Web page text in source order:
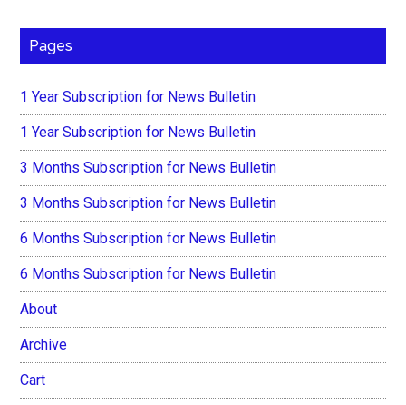
Pages
1 Year Subscription for News Bulletin
1 Year Subscription for News Bulletin
3 Months Subscription for News Bulletin
3 Months Subscription for News Bulletin
6 Months Subscription for News Bulletin
6 Months Subscription for News Bulletin
About
Archive
Cart